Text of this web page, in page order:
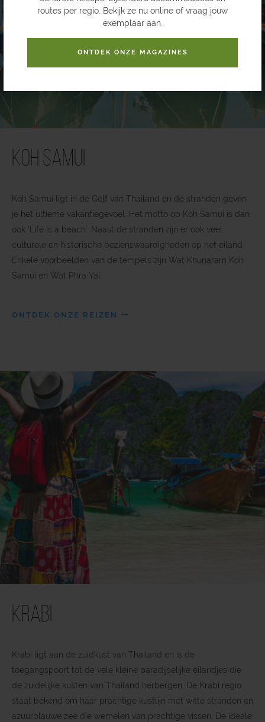
routes per regio. Bekijk ze nu online of vraag jouw
exemplaar aan.
ONTDEK ONZE MAGAZINES
Koh Samui
Koh Samui ligt in de Golf van Thailand en de stranden geven
je het ultieme vakantiegevoel. Het motto op Koh Samui is dan
ook ‘Life is a beach’. Naast de stranden zijn er ook veel
culturele en historische bezienswaardigheden op het eiland.
Enkele voorbeelden van de tempels zijn Wat Khunaram Koh
Samui en Wat Phra Yai.
ONTDEK ONZE REIZEN
Krabi
Krabi ligt aan de zuidkust van Thailand en is de
toegangspoort tot de vele kleine paradijselijke eilandjes die
de zuidelijke kusten van Thailand herbergen. De Krabi regio
staat bekend om haar prachtige kustlijn met witte stranden en
azuurblauwe zee die wemelen van prachtige vissen. De ideale